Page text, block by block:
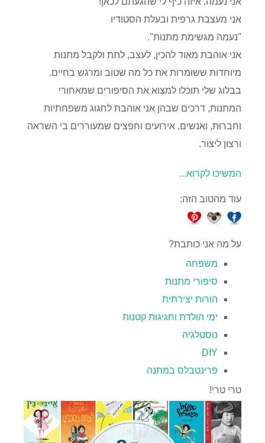
אני מעצבת גרפית ובעלת הסטודיו
"נעמה מגשימת מתנות".
אני אוהבת מאוד להכין, לעצב, לתת ולקבל מתנות
מיוחדות ששומרות את כל מה שטוב ומרגש בחיים.
בבלוג שלי תוכלו למצוא את הסיפורים שמאחורי
המתנות, דרכים שבהן אני אוהבת לחגוג משפחתיות
וחברוּת, ואנשים, אירועים וחפצים שמעוררים בי השראה
ורצון ליצור.
המשיכו לקרוא...
עוד מהטוב הזה:
על מה אני כותבת?
משפחה
סיפורי מתנות
הורות יצירתית
ימי הולדת וחגיגות קטנות
נוסטלגיה
DIY
פרינטבלס במתנה
טרי טרי!